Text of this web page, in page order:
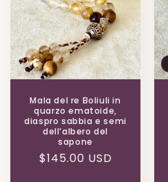
Mala del re Boliuli in
quarzo ematoide,
diaspro sabbia e semi
dell’albero del
sapone
Prezzo
$145.00 USD